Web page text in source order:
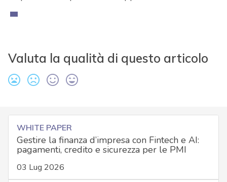
Valuta la qualità di questo articolo
WHITE PAPER
Gestire la finanza d’impresa con Fintech e AI:
pagamenti, credito e sicurezza per le PMI
03 Lug 2026